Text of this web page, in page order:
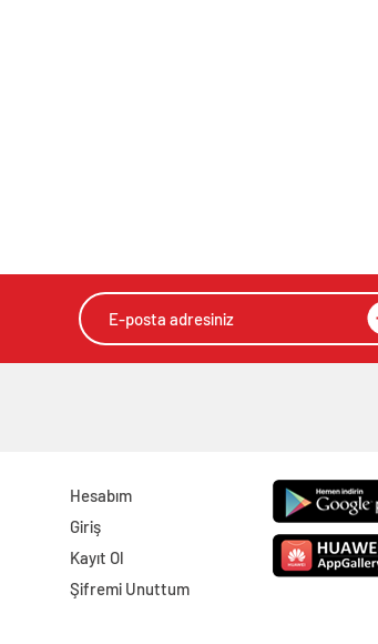
Hesabım
Giriş
Kayıt Ol
Şifremi Unuttum